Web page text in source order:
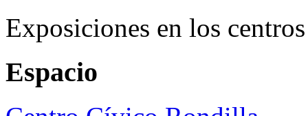
Exposiciones en los
Espacio